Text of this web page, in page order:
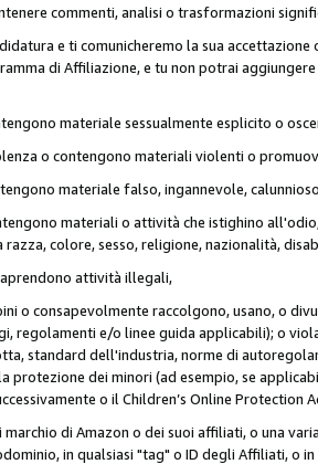
commenti, analisi o trasformazioni
e ti comunicheremo la sua
di Affiliazione, e tu non potrai
materiale sessualmente esplicito o
o contengono materiali violenti o
materiale falso, ingannevole,
materiali o attività che istighino
colore, sesso, religione, nazionalità,
attività illegali,
o consapevolmente raccolgono, usano, o
regolamenti e/o linee guida applicabili); o
standard dell'industria, norme di
protezione dei minori (ad esempio, se
o il Children’s Online Protection
di Amazon o dei suoi affiliati, o una
in qualsiasi "tag" o ID degli Affiliati, o